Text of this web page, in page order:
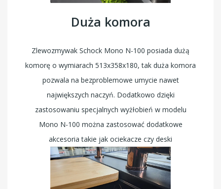
Duża komora
Zlewozmywak Schock Mono N-100 posiada dużą
komorę o wymiarach 513x358x180, tak duża komora
pozwala na bezproblemowe umycie nawet
największych naczyń. Dodatkowo dzięki
zastosowaniu specjalnych wyżłobień w modelu
Mono N-100 można zastosować dodatkowe
akcesoria takie jak ociekacze czy deski